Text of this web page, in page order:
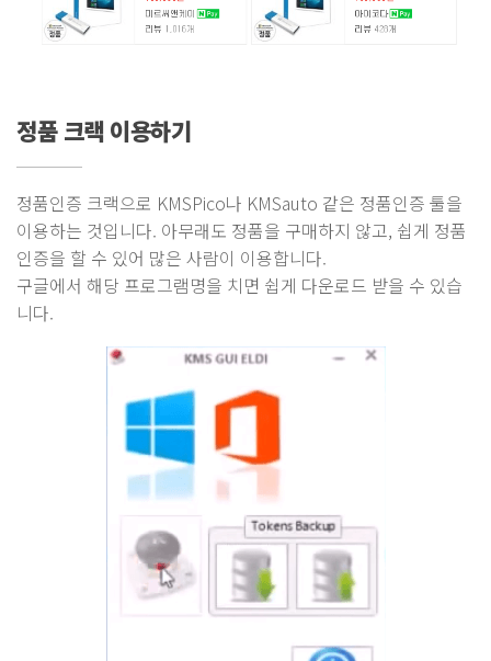
정품 크랙 이용하기
정품인증 크랙으로 KMSPico나 KMSauto 같은 정품인증 툴을
이용하는 것입니다. 아무래도 정품을 구매하지 않고, 쉽게 정품
인증을 할 수 있어 많은 사람이 이용합니다.
구글에서 해당 프로그램명을 치면 쉽게 다운로드 받을 수 있습
니다.